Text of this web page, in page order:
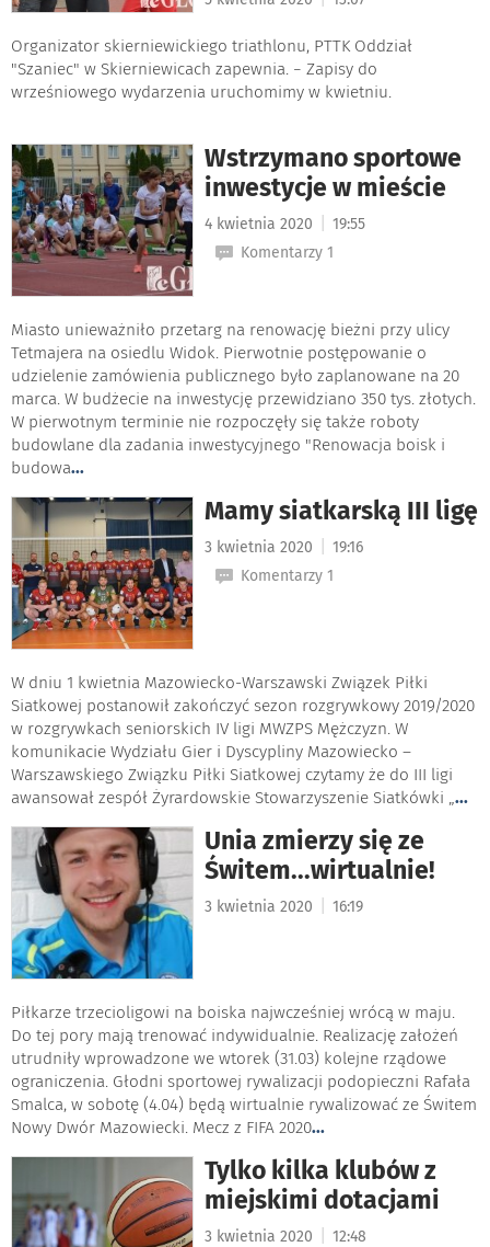
Organizator skierniewickiego triathlonu, PTTK Oddział
"Szaniec" w Skierniewicach zapewnia. − Zapisy do
wrześniowego wydarzenia uruchomimy w kwietniu.
Wstrzymano sportowe
inwestycje w mieście
4 kwietnia 2020
19:55
Komentarzy 1
Miasto unieważniło przetarg na renowację bieżni przy ulicy
Tetmajera na osiedlu Widok. Pierwotnie postępowanie o
udzielenie zamówienia publicznego było zaplanowane na 20
marca. W budżecie na inwestycję przewidziano 350 tys. złotych.
W pierwotnym terminie nie rozpoczęły się także roboty
budowlane dla zadania inwestycyjnego "Renowacja boisk i
budowa...
Mamy siatkarską III ligę
3 kwietnia 2020
19:16
Komentarzy 1
W dniu 1 kwietnia Mazowiecko-Warszawski Związek Piłki
Siatkowej postanowił zakończyć sezon rozgrywkowy 2019/2020
w rozgrywkach seniorskich IV ligi MWZPS Mężczyzn. W
komunikacie Wydziału Gier i Dyscypliny Mazowiecko –
Warszawskiego Związku Piłki Siatkowej czytamy że do III ligi
awansował zespół Żyrardowskie Stowarzyszenie Siatkówki „...
Unia zmierzy się ze
Świtem...wirtualnie!
3 kwietnia 2020 16:19
Piłkarze trzecioligowi na boiska najwcześniej wrócą w maju.
Do tej pory mają trenować indywidualnie. Realizację założeń
utrudniły wprowadzone we wtorek (31.03) kolejne rządowe
ograniczenia. Głodni sportowej rywalizacji podopieczni Rafała
Smalca, w sobotę (4.04) będą wirtualnie rywalizować ze Świtem
Nowy Dwór Mazowiecki. Mecz z FIFA 2020...
Tylko kilka klubów z
miejskimi dotacjami
3 kwietnia 2020 12:48